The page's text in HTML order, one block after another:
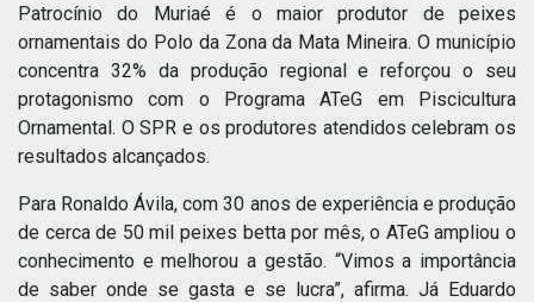
Patrocínio do Muriaé é o maior produtor de peixes
ornamentais do Polo da Zona da Mata Mineira. O município
concentra 32% da produção regional e reforçou o seu
protagonismo com o Programa ATeG em Piscicultura
Ornamental. O SPR e os produtores atendidos celebram os
resultados alcançados.
Para Ronaldo Ávila, com 30 anos de experiência e produção
de cerca de 50 mil peixes betta por mês, o ATeG ampliou o
conhecimento e melhorou a gestão. “Vimos a importância
de saber onde se gasta e se lucra”, afirma. Já Eduardo